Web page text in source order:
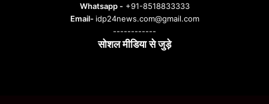
Whatsapp -+91-8518833333
Email- idp24news.com@gmail.com
------------
सोशल मीडिया से जुड़े